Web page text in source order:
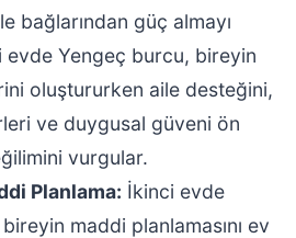
bağlarından güç almayı
evde Yengeç burcu, bireyin
oluştururken aile desteğini,
ve duygusal güveni ön
vurgular.
Planlama: İkinci evde
maddi planlamasını ev